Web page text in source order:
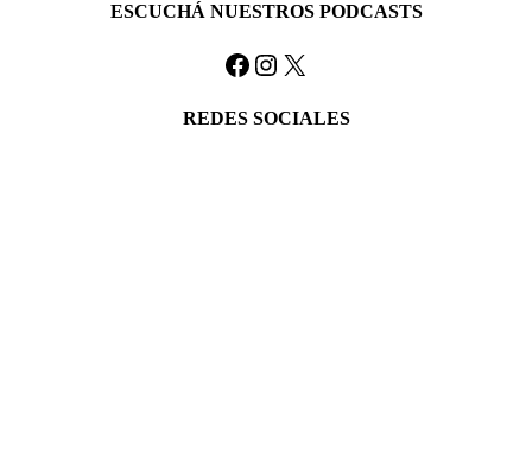
ESCUCHÁ NUESTROS PODCASTS
Facebook
Instagram
X
REDES SOCIALES